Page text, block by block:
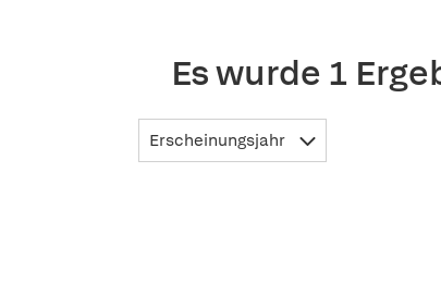
Es wurde 1
Erscheinungsjahr